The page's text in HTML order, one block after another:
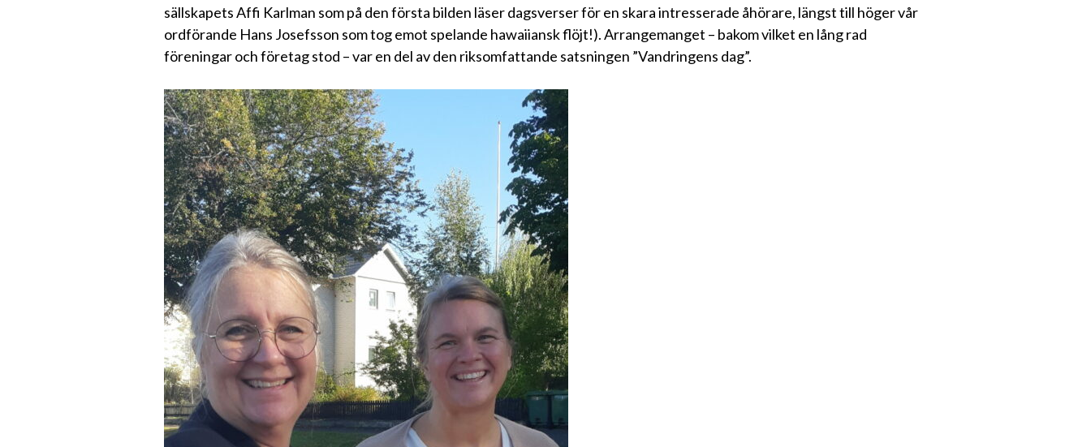
sällskapets Affi Karlman som på den första bilden läser dagsverser för en skara intresserade åhörare, längst till höger vår
ordförande Hans Josefsson som tog emot spelande hawaiiansk flöjt!). Arrangemanget – bakom vilket en lång rad
föreningar och företag stod – var en del av den riksomfattande satsningen ”Vandringens dag”.